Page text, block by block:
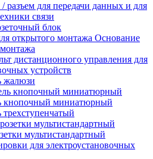
разъем для передачи данных и для
связи
блок
Основание
дистанционного управления для
устройств
жалюзи
кнопочный миниатюрный
мультистандартный
для электроустановочных